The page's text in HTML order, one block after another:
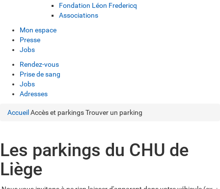
Fondation Léon Fredericq
Associations
Mon espace
Presse
Jobs
Rendez-vous
Prise de sang
Jobs
Adresses
Accueil Accès et parkingsTrouver un parking
Les parkings du CHU de
Liège